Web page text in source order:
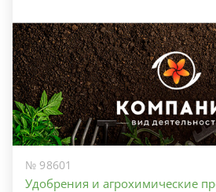
№ 98601
Удобрения и агрохимические